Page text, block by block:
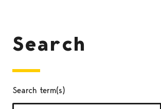
Search
Search term(s)